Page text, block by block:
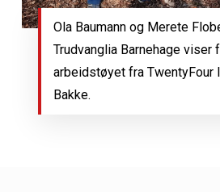
Ola Baumann og Merete
Trudvanglia Barnehage viser
arbeidstøyet fra TwentyFour
Bakke.